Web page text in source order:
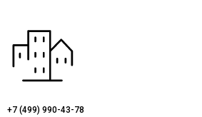
+7 (499) 990-43-78